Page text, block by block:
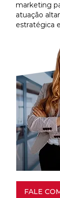
marketing
atuação
estratégica
FALE